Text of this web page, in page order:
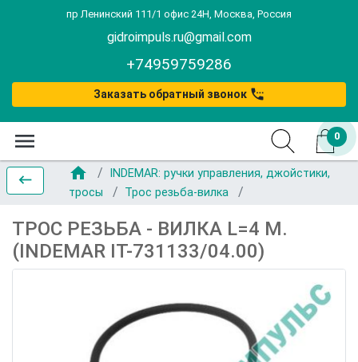
пр Ленинский 111/1 офис 24Н, Москва, Россия
gidroimpuls.ru@gmail.com
+74959759286
Заказать обратный звонок settings_phone
menu 0
keyboard_backspace home
INDEMAR: ручки управления, джойстики,
тросы
Трос резьба-вилка
ТРОС РЕЗЬБА - ВИЛКА L=4 М.
(INDEMAR IT-731133/04.00)